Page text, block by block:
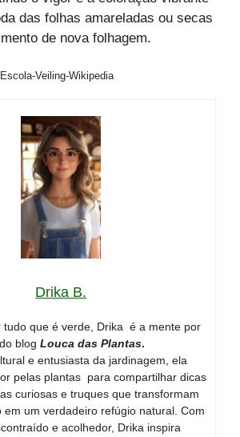
das folhas amareladas ou secas
de nova folhagem.
Veiling-Wikipedia
Drika B.
tudo que é verde, Drika é a mente por
blog Louca das Plantas.
e entusiasta da jardinagem, ela
pelas plantas para compartilhar dicas
curiosas e truques que transformam
em um verdadeiro refúgio natural. Com
e acolhedor, Drika inspira